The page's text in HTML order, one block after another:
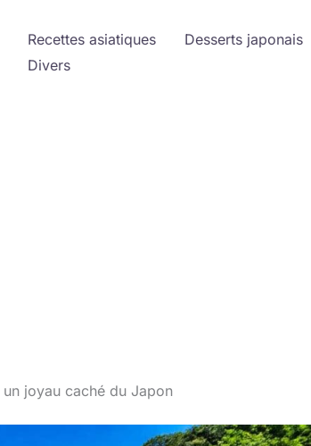
Recettes asiatiques Desserts japonais
Divers
joyau caché du Japon